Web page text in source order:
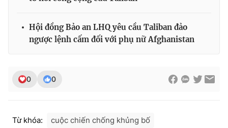
thuận bằng văn bản. Ghi rõ nguồn VTV.vn khi phát hành lại
Hội đồng Bảo an LHQ yêu cầu Taliban đảo
ngược lệnh cấm đối với phụ nữ Afghanistan
0 0
Từ khóa:
cuộc chiến chống khủng bố